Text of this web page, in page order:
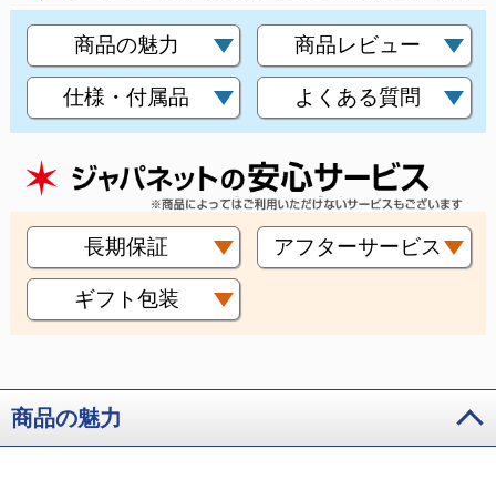
商品の魅力 商品レビュー
仕様・付属品 よくある質問
長期保証 アフターサービス
ギフト包装
商品の魅力